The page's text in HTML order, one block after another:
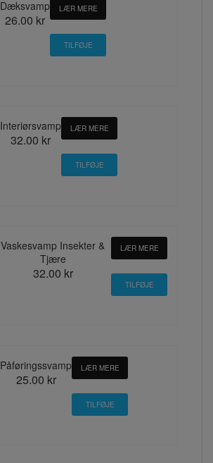
Dæksvamp
26.00 kr
LÆR MERE
Interiørsvamp
32.00 kr
LÆR MERE
Vaskesvamp Insekter &
Tjære
32.00 kr
LÆR MERE
Påføringssvamp
25.00 kr
LÆR MERE